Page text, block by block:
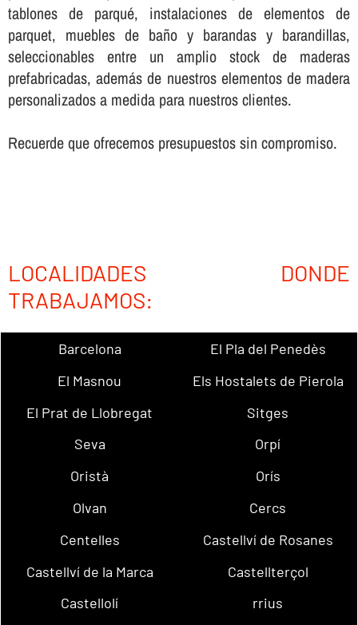
tablones de parqué, instalaciones de elementos de
parquet, muebles de baño y barandas y barandillas,
seleccionables entre un amplio stock de maderas
prefabricadas, además de nuestros elementos de madera
personalizados a medida para nuestros clientes.
Recuerde que ofrecemos presupuestos sin compromiso.
LOCALIDADES DONDE
TRABAJAMOS:
Barcelona
El Pla del Penedès
El Masnou
Els Hostalets de Pierola
El Prat de Llobregat
Sitges
Seva
Orpí
Oristà
Orís
Olvan
Cercs
Centelles
Castellví de Rosanes
Castellví de la Marca
Castellterçol
Castellolí
rrius